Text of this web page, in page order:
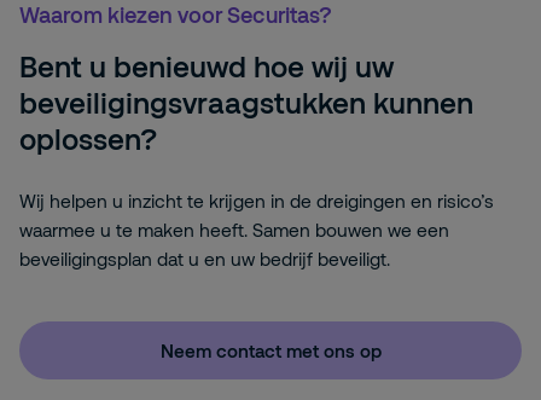
Waarom kiezen voor Securitas?
Bent u benieuwd hoe wij uw
beveiligingsvraagstukken kunnen
oplossen?
Wij helpen u inzicht te krijgen in de dreigingen en risico’s
waarmee u te maken heeft. Samen bouwen we een
beveiligingsplan dat u en uw bedrijf beveiligt.
Neem contact met ons op